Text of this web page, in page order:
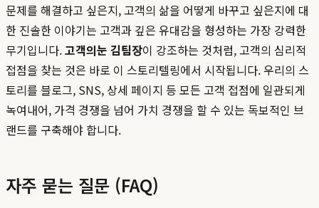
문제를 해결하고 싶은지, 고객의 삶을 어떻게 바꾸고 싶은지에 대
한 진솔한 이야기는 고객과 깊은 유대감을 형성하는 가장 강력한
무기입니다.고객의눈 김팀장이 강조하는 것처럼, 고객의 심리적
접점을 찾는 것은 바로 이 스토리텔링에서 시작됩니다. 우리의 스
토리를 블로그, SNS, 상세 페이지 등 모든 고객 접점에 일관되게
녹여내어, 가격 경쟁을 넘어 가치 경쟁을 할 수 있는 독보적인 브
랜드를 구축해야 합니다.
자주 묻는 질문 (FAQ)